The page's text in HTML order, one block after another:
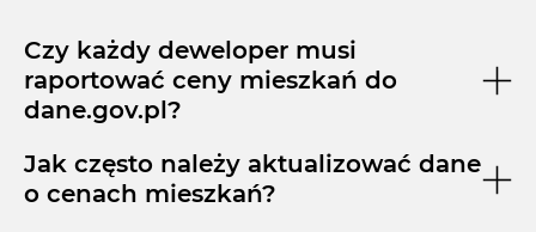
Czy każdy deweloper musi
raportować ceny mieszkań do
dane.gov.pl?
Jak często należy aktualizować dane
o cenach mieszkań?